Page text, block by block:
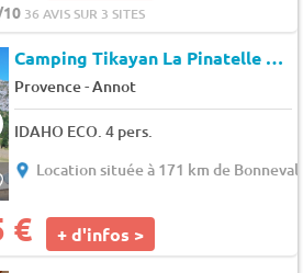
36 AVIS SUR 3 SITES
Camping Tikayan La Pinatelle
★★
Provence-Annot
IDAHO ECO. 4 pers.
Location située à 171 km de Bonneval
€ + d'infos >